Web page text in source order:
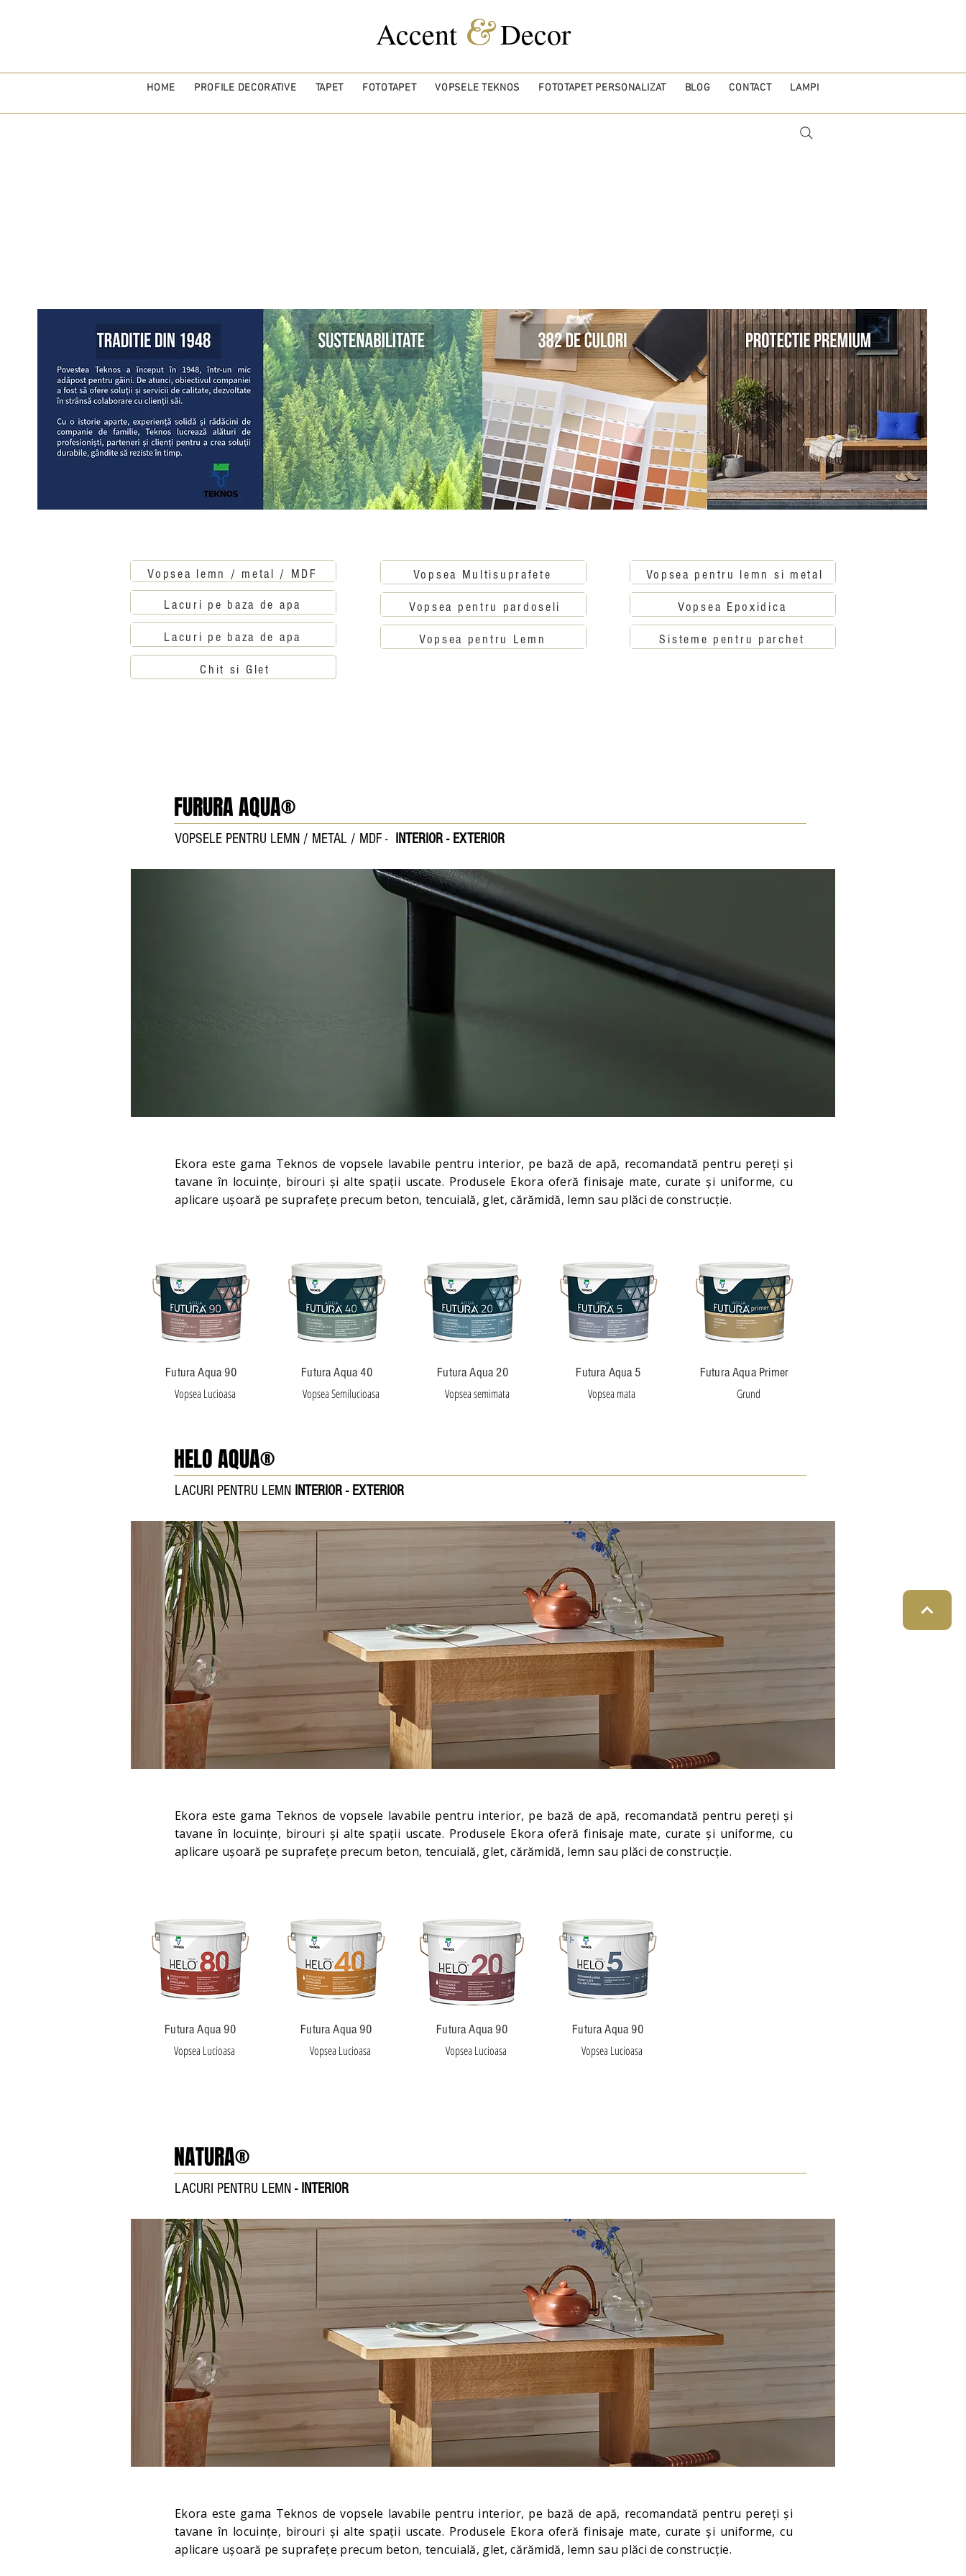
Accent &Decor
HOME PROFILE DECORATIVE TAPET FOTOTAPET VOPSELE TEKNOS FOTOTAPET PERSONALIZAT BLOG CONTACT LAMPI
Vopsea lemn / metal / MDF
Lacuri pe baza de apa
Lacuri pe baza de apa
Chit si Glet
Vopsea Multisuprafete
Vopsea pentru pardoseli
Vopsea pentru Lemn
Vopsea pentru lemn si metal
Vopsea Epoxidica
Sisteme pentru parchet
FURURA AQUA®
VOPSELE PENTRU LEMN / METAL / MDF - INTERIOR - EXTERIOR
Ekora este gama Teknos de vopsele lavabile pentru interior, pe bază de apă, recomandată pentru pereți și
tavane în locuințe, birouri și alte spații uscate. Produsele Ekora oferă finisaje mate, curate și uniforme, cu
aplicare ușoară pe suprafețe precum beton, tencuială, glet, cărămidă, lemn sau plăci de construcție.
Futura Aqua 90
Vopsea Lucioasa
Futura Aqua 40
Vopsea Semilucioasa
Futura Aqua 20
Vopsea semimata
Futura Aqua 5
Vopsea mata
Futura Aqua Primer
Grund
HELO AQUA®
LACURI PENTRU LEMN INTERIOR - EXTERIOR
Ekora este gama Teknos de vopsele lavabile pentru interior, pe bază de apă, recomandată pentru pereți și
tavane în locuințe, birouri și alte spații uscate. Produsele Ekora oferă finisaje mate, curate și uniforme, cu
aplicare ușoară pe suprafețe precum beton, tencuială, glet, cărămidă, lemn sau plăci de construcție.
Futura Aqua 90
Vopsea Lucioasa
Futura Aqua 90
Vopsea Lucioasa
Futura Aqua 90
Vopsea Lucioasa
Futura Aqua 90
Vopsea Lucioasa
NATURA®
LACURI PENTRU LEMN - INTERIOR
Ekora este gama Teknos de vopsele lavabile pentru interior, pe bază de apă, recomandată pentru pereți și
tavane în locuințe, birouri și alte spații uscate. Produsele Ekora oferă finisaje mate, curate și uniforme, cu
aplicare ușoară pe suprafețe precum beton, tencuială, glet, cărămidă, lemn sau plăci de construcție.